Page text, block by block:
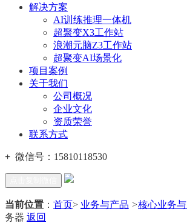
解决方案
AI训练推理一体机
超聚变X3工作站
浪潮元脑Z3工作站
超聚变AI场景化
项目案例
关于我们
公司概况
企业文化
资质荣誉
联系方式
+ 微信号： 15810118530
当前位置 ： 首页> 业务与产品 >核心业务
务器 返回